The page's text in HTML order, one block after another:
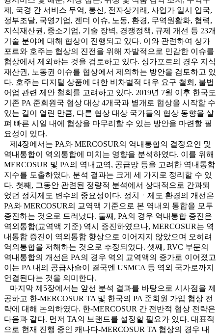
제, 국경 간 서비스 무역, 통신, 전자상거래, 사업가 일시 입국,
정부조달, 국영기업, 젠더 이슈, 노동, 환경, 무역원활화, 협력,
지식재산권, 중소기업, 기술 장벽, 경쟁정책, 규제 개선 등 23개
기술 분야에 대해 협상이 진행되고 있다. 이와 관련하여 싱가
포르와 호주는 협상의 진전을 위해 자발적으로 민감한 이슈를
협상에서 제외하는 것을 검토하고 있다. 싱가포르의 경우 지식
재산권, 노동권 이슈를 협상에서 제외하는 방안을 검토하고 있
다. 호주는 디지털 상품에 대한 비차별적 대우 요구 철회, 불법
어업 관련 제안 철회를 고려하고 있다. 2019년 7월 이후 한국도
기존 PA 준회원국 협상 대상 4개국과 별개로 협상을 시작할 수
있는 길이 열린 만큼, 다른 협상 대상 국가들의 협상 동향을 살
펴 빠른 시일 내에 협상을 마무리할 수 있는 방안을 마련할 필
요성이 있다.
제4장에서는 PA와 MERCOSUR의 역내통합의 결정요인 및
역내통합이 역외통합에 미치는 영향을 분석하였다. 이를 위해
MERCOSUR 및 PA의 역내교역, 공급망 등을 고려한 역내통합
지수를 도출하였다. 분석 결과는 크게 세 가지로 정리할 수 있
다. 첫째, 그동안 관련된 정량적 분석에서 상대적으로 간과되
었던 정치제도 변수의 중요성이다. 정치ㆍ제도 환경의 개선은
PA와 MERCOSUR의 교역액 기준으로 본 역내외 통합을 모두
증진하는 것으로 드러났다. 둘째, PA의 경우 역내통합 증진은
역외통합(교역액 기준) 역시 증진하였으나, MERCOSUR는 역
내통합 증진이 역외통합 향상으로 이어지지 않았으며 오히려
역외통합을 저해하는 것으로 추정되었다. 셋째, RVC 부문의
역내통합의 개선은 PA의 경우 역외 교역액의 증가로 이어졌고
이는 PA 내의 공급사슬이 결국엔 USMCA 등 역외 국가로까지
연결된다는 것을 의미한다.
마지막 제5장에서는 앞선 분석 결과를 바탕으로 시사점을 제
공하고 한-MERCOSUR TA 및 한국의 PA 준회원 가입 협상 전
략에 대해 논의하였다. 한-MERCOSUR 간 전반적 협상 전략은
다음과 같다. 먼저 TA의 브랜드를 설정할 필요가 있다. 대표적
으로 현재 진행 중인 캐나다-MERCOSUR TA 협상의 경우 내